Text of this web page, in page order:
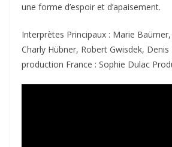
une forme d’espoir et d’apaisement.
Interprètes Principaux : Marie
Charly Hübner, Robert Gwisdek,
production France : Sophie Dulac